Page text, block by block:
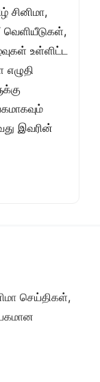
சினிமா,
வெளியீடுகள்,
உள்ளிட்ட
இவரின்
செய்திகள்,